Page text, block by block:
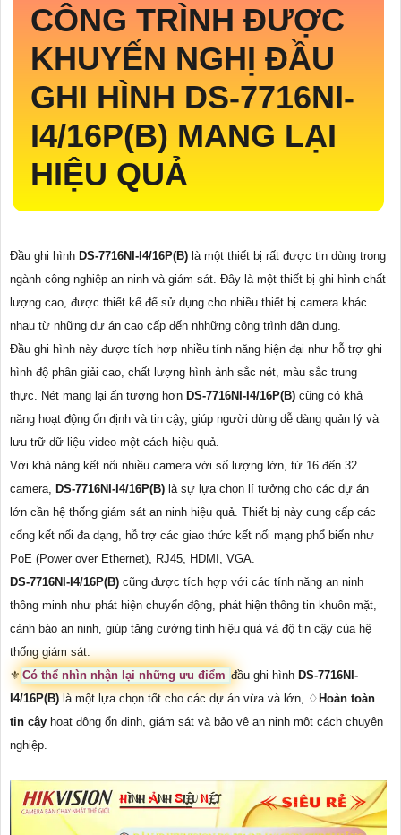
CÔNG TRÌNH ĐƯỢC
KHUYẾN NGHỊ ĐẦU
GHI HÌNH DS-7716NI-
I4/16P(B) MANG LẠI
HIỆU QUẢ
Đầu ghi hình DS-7716NI-I4/16P(B) là một thiết bị rất được tin dùng trong
ngành công nghiệp an ninh và giám sát. Đây là một thiết bị ghi hình chất
lượng cao, được thiết kế để sử dụng cho nhiều thiết bị camera khác
nhau từ những dự án cao cấp đến nhhững công trình dân dụng.
Đầu ghi hình này được tích hợp nhiều tính năng hiện đại như hỗ trợ ghi
hình độ phân giải cao, chất lượng hình ảnh sắc nét, màu sắc trung
thực. Nét mang lại ấn tượng hơn DS-7716NI-I4/16P(B) cũng có khả
năng hoạt động ổn định và tin cậy, giúp người dùng dễ dàng quản lý và
lưu trữ dữ liệu video một cách hiệu quả.
Với khả năng kết nối nhiều camera với số lượng lớn, từ 16 đến 32
camera,
DS-7716NI-I4/16P(B) là sự lựa chọn lí tưởng cho các dự án
lớn cần hệ thống giám sát an ninh hiệu quả. Thiết bị này cung cấp các
cổng kết nối đa dạng, hỗ trợ các giao thức kết nối mạng phổ biến như
PoE (Power over Ethernet), RJ45, HDMI, VGA.
DS-7716NI-I4/16P(B) cũng được tích hợp với các tính năng an ninh
thông minh như phát hiện chuyển động, phát hiện thông tin khuôn mặt,
cảnh báo an ninh, giúp tăng cường tính hiệu quả và độ tin cậy của hệ
thống giám sát.
⚜️ Có thể nhìn nhận lại những ưu điểm đầu ghi hình DS-7716NI-
I4/16P(B)là một lựa chọn tốt cho các dự án vừa và lớn, ♢ Hoàn toàn
tin cậy hoạt động ổn định, giám sát và bảo vệ an ninh một cách chuyên
nghiệp.